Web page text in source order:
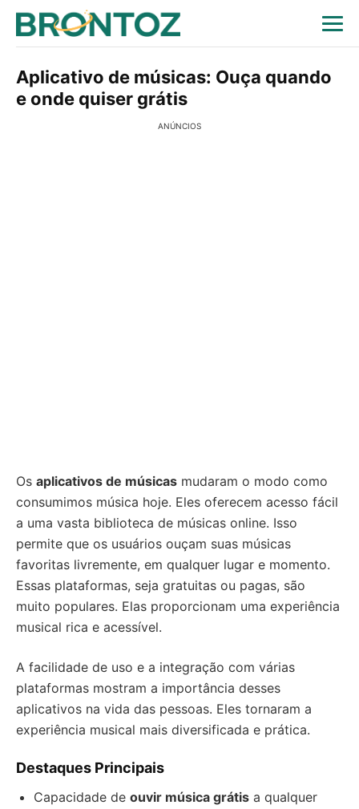
Aplicativo de músicas: Ouça quando
e onde quiser grátis
ANÚNCIOS
Os aplicativos de músicas mudaram o modo como
consumimos música hoje. Eles oferecem acesso fácil
a uma vasta biblioteca de músicas online. Isso
permite que os usuários ouçam suas músicas
favoritas livremente, em qualquer lugar e momento.
Essas plataformas, seja gratuitas ou pagas, são
muito populares. Elas proporcionam uma experiência
musical rica e acessível.
A facilidade de uso e a integração com várias
plataformas mostram a importância desses
aplicativos na vida das pessoas. Eles tornaram a
experiência musical mais diversificada e prática.
Destaques Principais
Capacidade de ouvir música grátis a qualquer